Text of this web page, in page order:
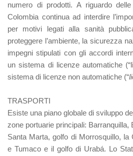
numero di prodotti. A riguardo
Colombia continua ad interdire
per motivi legati alla sanità
proteggere l’ambiente, la sicurezza
impegni stipulati con gli accordi
un sistema di licenze automatiche
sistema di licenze non automatiche (“
TRASPORTI
Esiste una piano globale di sviluppo
zone portuarie principali: Barranquilla,
Santa Marta, golfo di Morrosquillo, la
e Tumaco e il golfo di Urabá. Lo